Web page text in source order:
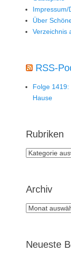
Impressum/
Über
Verzeichnis
RSS-
Folge 1419:
Hause
Rubriken
Rubriken
Archiv
Archiv
Neueste